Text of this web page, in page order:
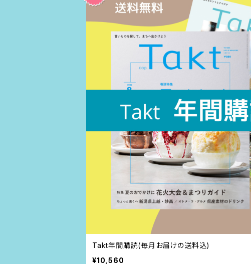
Takt年間購読(毎月お届けの送料込)
¥10,560